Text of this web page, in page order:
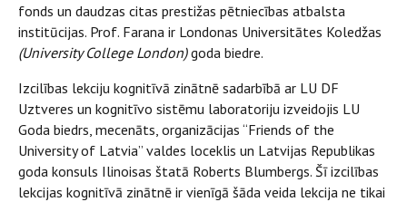
fonds un daudzas citas prestižas pētniecības atbalsta
institūcijas. Prof. Farana ir Londonas Universitātes Koledžas
(University College London)goda biedre.
Izcilības lekciju kognitīvā zinātnē sadarbībā ar LU DF
Uztveres un kognitīvo sistēmu laboratoriju izveidojis LU
Goda biedrs, mecenāts, organizācijas “Friends of the
University of Latvia” valdes loceklis un Latvijas Republikas
goda konsuls Ilinoisas štatā Roberts Blumbergs. Šī izcilības
lekcijas kognitīvā zinātnē ir vienīgā šāda veida lekcija ne tikai